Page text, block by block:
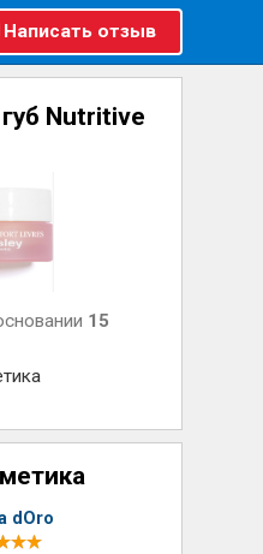
Написать отзыв
Nutritive
15
dOro